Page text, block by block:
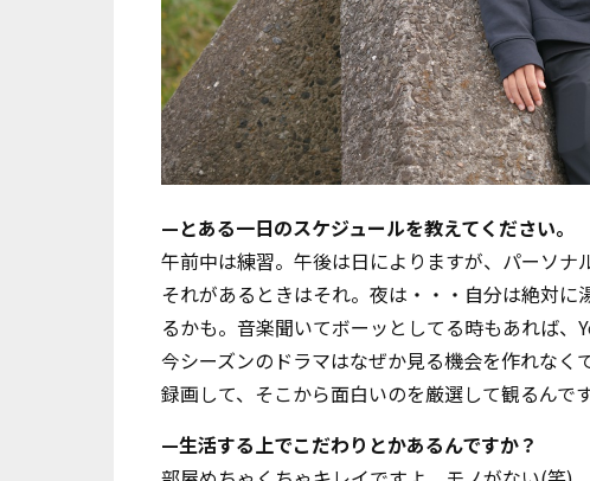
—とある一日のスケジュールを教えてください。
午前中は練習。午後は日によりますが、パーソナ
それがあるときはそれ。夜は・・・自分は絶対
るかも。音楽聞いてボーッとしてる時もあれば
今シーズンのドラマはなぜか見る機会を作れなく
録画して、そこから面白いのを厳選して観るんで
—生活する上でこだわりとかあるんですか？